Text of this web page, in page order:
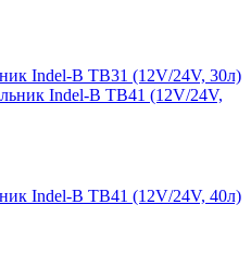
Indel-B TB31 (12V/24V, 30л)
Indel-B TB41 (12V/24V, 40л)